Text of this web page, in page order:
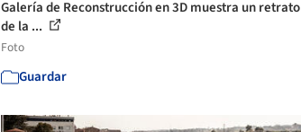
Galería de Reconstrucción en 3D muestra un retrato
de la ...
Foto
Guardar